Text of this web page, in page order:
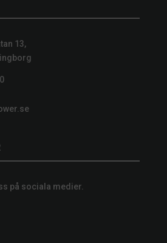
13,
på sociala medier.